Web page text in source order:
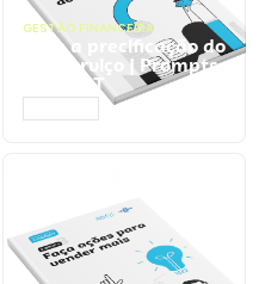
GESTÃO FINANCEIRA
Faça a precificação do
seu serviço | Prompts
ChatGPT